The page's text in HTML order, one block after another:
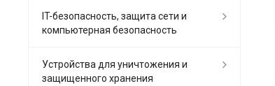
IT-безопасность, защита сети и
компьютерная безопасность
Устройства для уничтожения и
защищенного хранения